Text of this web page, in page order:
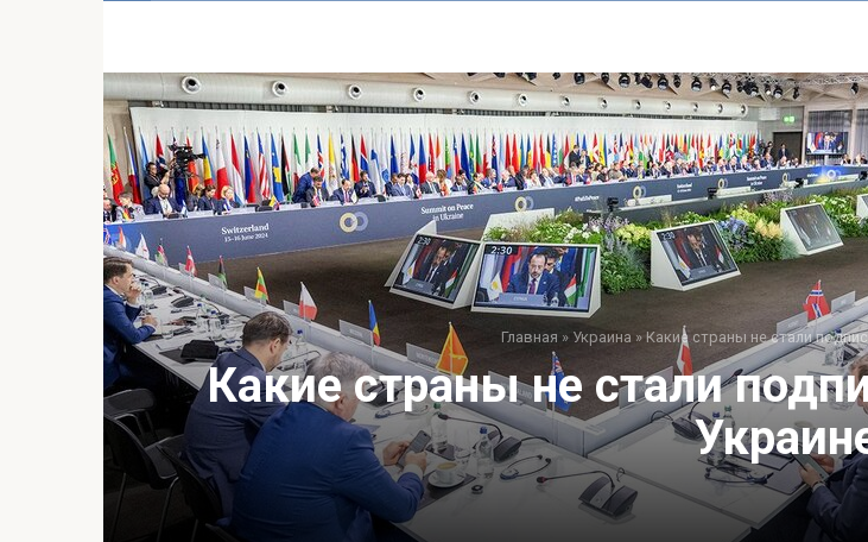
Главная » Украина » Какие страны не стали
Какие страны не стали